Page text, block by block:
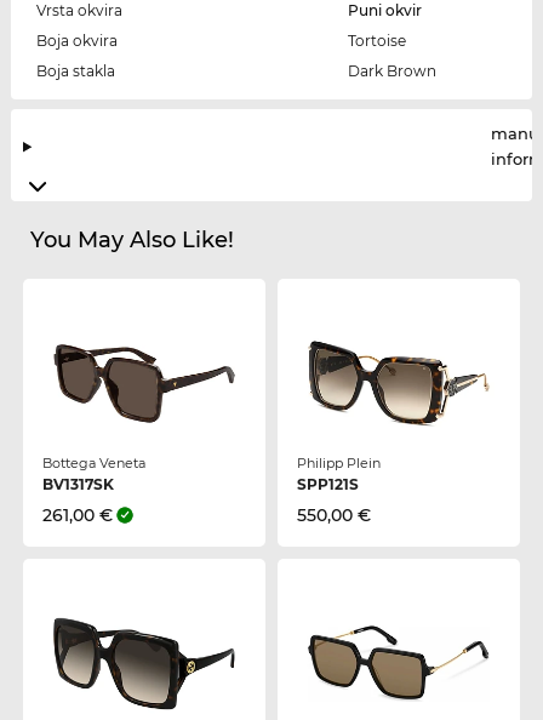
Vrsta okvira
Puni okvir
Boja okvira
Tortoise
Boja stakla
Dark Brown
You May Also Like!
Bottega Veneta
BV1317SK
261,00 €
Philipp Plein
SPP121S
550,00 €